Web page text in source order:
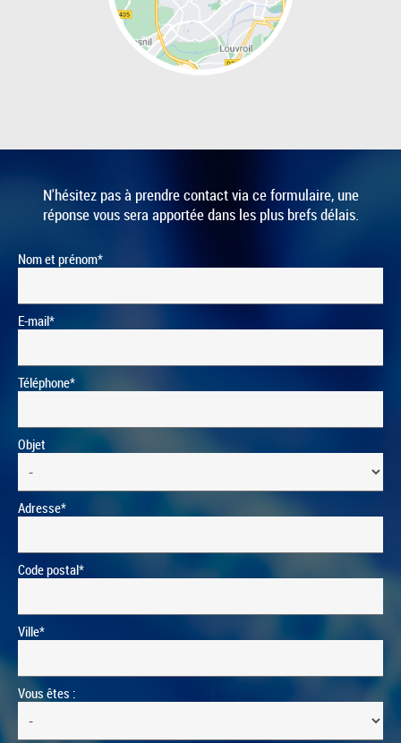
N'hésitez pas à prendre contact via ce formulaire, une
réponse vous sera apportée dans les plus brefs délais.
Nom et prénom*
E-mail*
Téléphone*
Objet
Adresse*
Code postal*
Ville*
Vous êtes :